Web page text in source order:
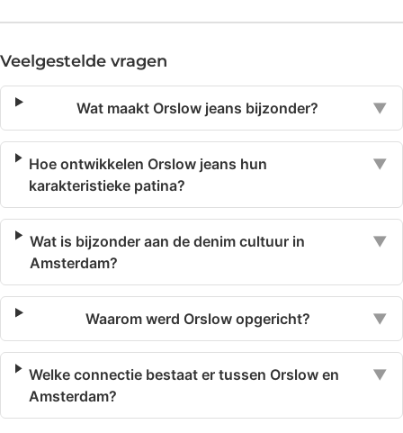
Veelgestelde vragen
Wat maakt Orslow jeans bijzonder? ▼
Hoe ontwikkelen Orslow jeans hun
karakteristieke patina?
▼
Wat is bijzonder aan de denim cultuur in
Amsterdam?
▼
Waarom werd Orslow opgericht? ▼
Welke connectie bestaat er tussen Orslow en
Amsterdam?
▼